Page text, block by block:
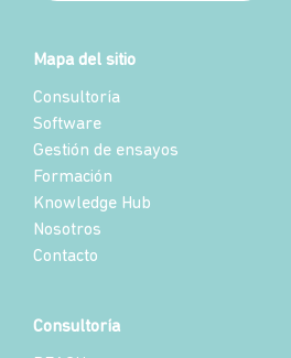
Mapa del sitio
Consultoría
Software
Gestión de ensayos
Formación
Knowledge Hub
Nosotros
Contacto
Consultoría